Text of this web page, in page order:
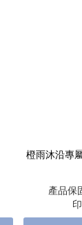
橙雨沐沿專
產品保